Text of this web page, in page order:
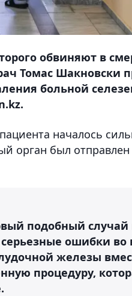
обвиняют в
Томас Шакновски
больной
началось
орган был
подобный случай
ошибки во
железы
процедуру,